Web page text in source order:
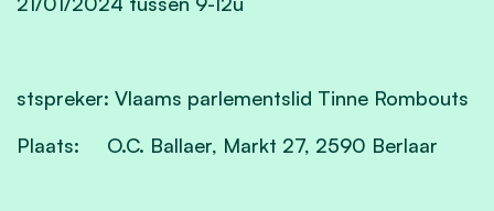
stspreker: Vlaams parlementslid Tinne Rombouts
Plaats: O.C. Ballaer, Markt 27, 2590 Berlaar